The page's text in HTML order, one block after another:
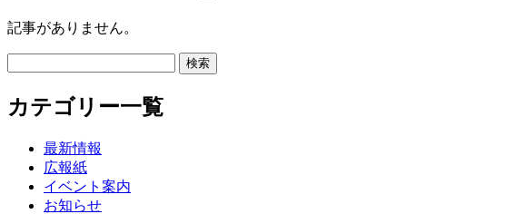
記事がありません。
カテゴリー一覧
最新情報
広報紙
イベント案内
お知らせ